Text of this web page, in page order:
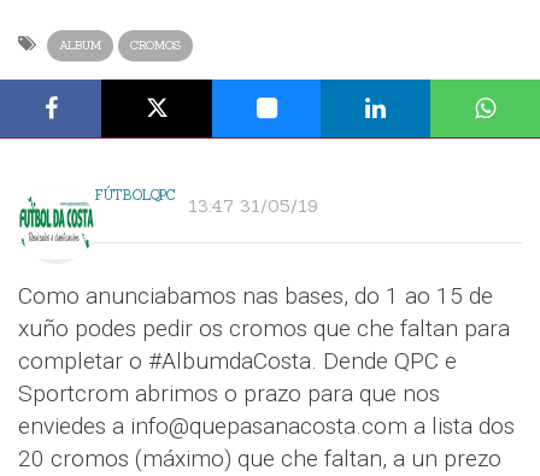
ALBUM CROMOS
FÚTBOLQPC 13:47 31/05/19
Como anunciabamos nas bases, do 1 ao 15 de
xuño podes pedir os cromos que che faltan para
completar o #AlbumdaCosta. Dende QPC e
Sportcrom abrimos o prazo para que nos
enviedes a info@quepasanacosta.com a lista dos
20 cromos (máximo) que che faltan, a un prezo